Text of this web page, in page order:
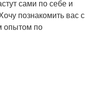
сами по себе и
познакомить вас с
опытом по